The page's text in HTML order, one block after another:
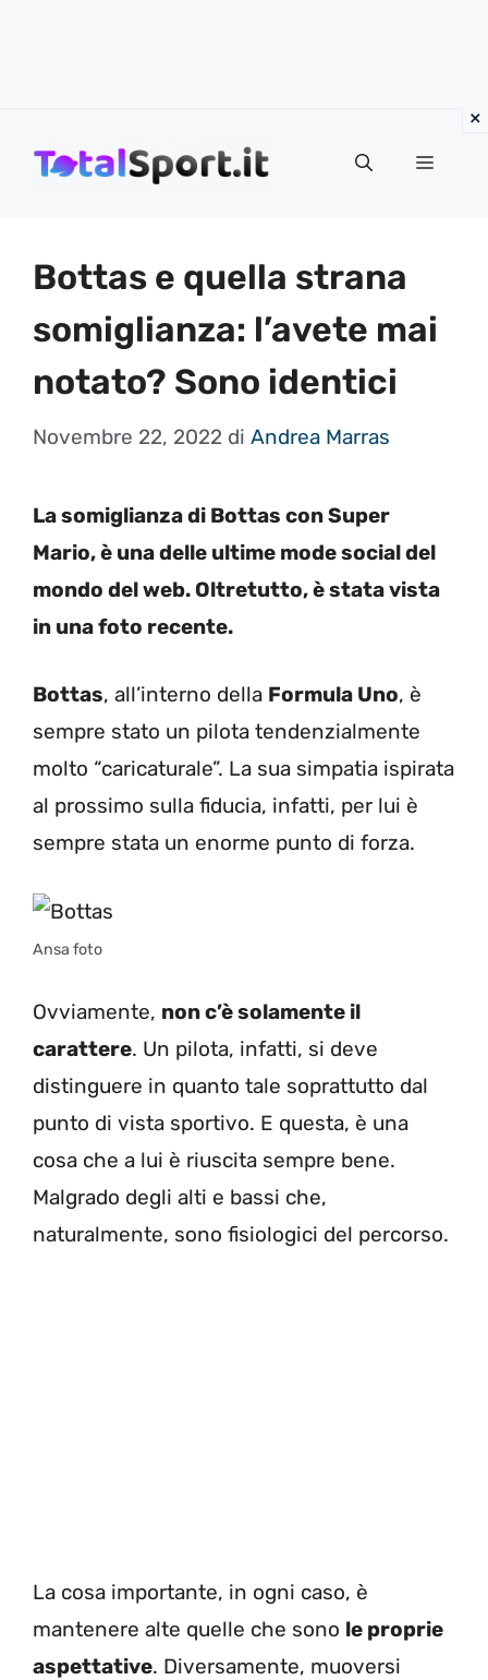
MENU
Bottas e quella strana
somiglianza: l’avete mai
notato? Sono identici
Novembre 22, 2022 di Andrea Marras
La somiglianza di Bottas con Super
Mario, è una delle ultime mode social del
mondo del web. Oltretutto, è stata vista
in una foto recente.
Bottas, all’interno della Formula Uno, è
sempre stato un pilota tendenzialmente
molto “caricaturale”. La sua simpatia ispirata
al prossimo sulla fiducia, infatti, per lui è
sempre stata un enorme punto di forza.
Ansa foto
Ovviamente, non c’è solamente il
carattere. Un pilota, infatti, si deve
distinguere in quanto tale soprattutto dal
punto di vista sportivo. E questa, è una
cosa che a lui è riuscita sempre bene.
Malgrado degli alti e bassi che,
naturalmente, sono fisiologici del percorso.
La cosa importante, in ogni caso, è
mantenere alte quelle che sono le proprie
aspettative. Diversamente, muoversi